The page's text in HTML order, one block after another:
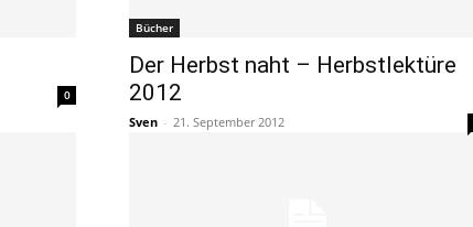
0
Bücher
Der Herbst naht – Herbstlektüre
2012
Sven - 21. September 2012